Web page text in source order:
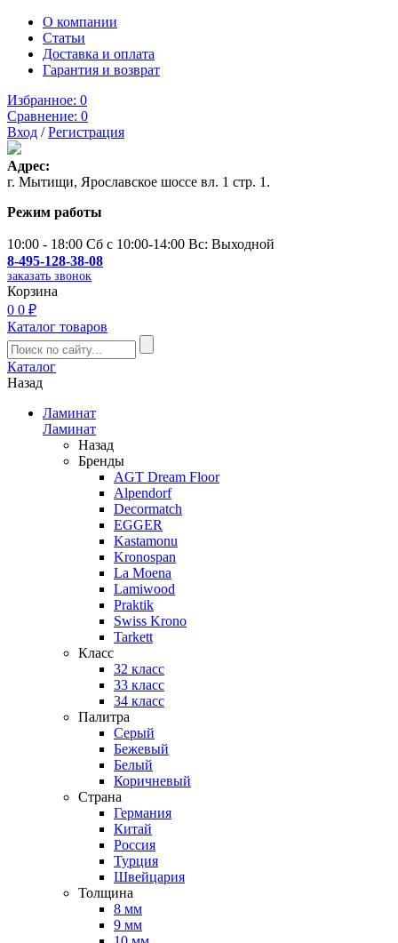
О компании
Статьи
Доставка и оплата
Гарантия и возврат
Избранное: 0
Сравнение: 0
Вход /Регистрация
Адрес:
г. Мытищи, Ярославское шоссе вл. 1 стр. 1.
Режим работы
10:00 - 18:00 Сб с 10:00-14:00 Вс: Выходной
8-495-128-38-08
заказать звонок
Корзина
0 0 ₽
Каталог товаров
Каталог
Назад
Ламинат
Ламинат
Назад
Бренды
AGT Dream Floor
Alpendorf
Decormatch
EGGER
Kastamonu
Kronospan
La Moena
Lamiwood
Praktik
Swiss Krono
Tarkett
Класс
32 класс
33 класс
34 класс
Палитра
Серый
Бежевый
Белый
Коричневый
Страна
Германия
Китай
Россия
Турция
Швейцария
Толщина
8 мм
9 мм